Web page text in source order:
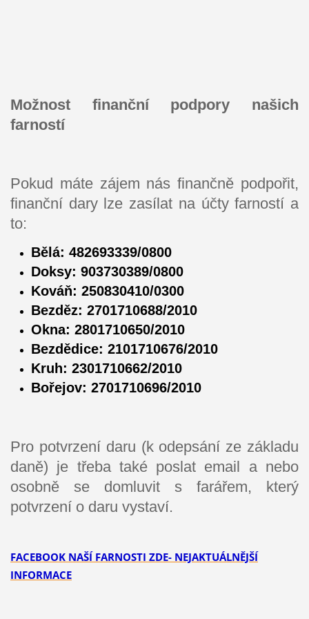
Možnost finanční podpory našich
farností
Pokud máte zájem nás finančně podpořit,
finanční dary lze zasílat na účty farností a
to:
Bělá: 482693339/0800
Doksy: 903730389/0800
Kováň: 250830410/0300
Bezděz: 2701710688/2010
Okna: 2801710650/2010
Bezdědice: 2101710676/2010
Kruh: 2301710662/2010
Bořejov: 2701710696/2010
Pro potvrzení daru (k odepsání ze základu
daně) je třeba také poslat email a nebo
osobně se domluvit s farářem, který
potvrzení o daru vystaví.
FACEBOOK NAŠÍ FARNOSTI ZDE- NEJAKTUÁLNĚJŠÍ
INFORMACE